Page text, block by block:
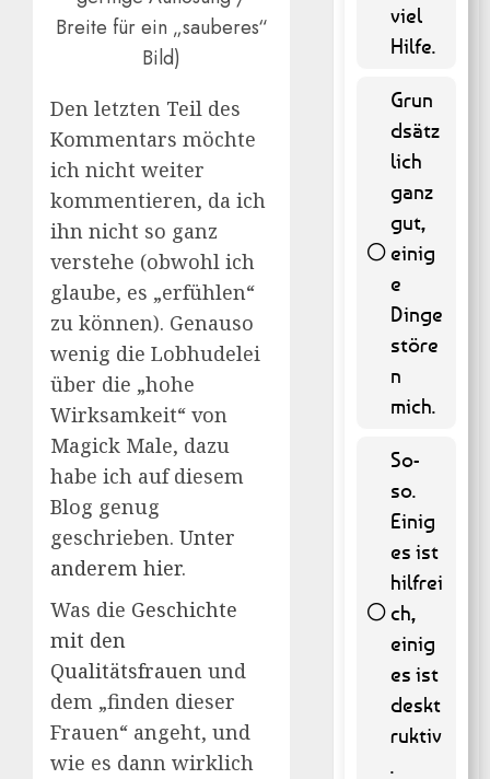
Breite für ein „sauberes“
Bild)
Den letzten Teil des
Kommentars möchte
ich nicht weiter
kommentieren, da ich
ihn nicht so ganz
verstehe (obwohl ich
glaube, es „erfühlen“
zu können). Genauso
wenig die Lobhudelei
über die „hohe
Wirksamkeit“ von
Magick Male, dazu
habe ich auf diesem
Blog genug
geschrieben. Unter
anderem hier.
Was die Geschichte
mit den
Qualitätsfrauen und
dem „finden dieser
Frauen“ angeht, und
wie es dann wirklich
viel
Hilfe.
Grun
dsätz
lich
ganz
gut,
einig
e
Dinge
störe
n
mich.
45 ( 9.11
% )
So-
so.
Einig
es ist
hilfrei
ch,
einig
es ist
deskt
ruktiv
.
11.74 % )